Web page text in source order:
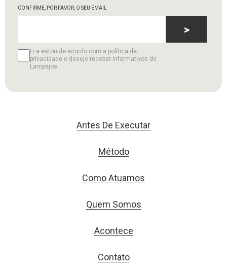
CONFIRME, POR FAVOR, O SEU EMAIL
Li e estou de acordo com a política de
privacidade e desejo receber informativos de
Lampejos.
>
Antes De Executar
Método
Como Atuamos
Quem Somos
Acontece
Contato